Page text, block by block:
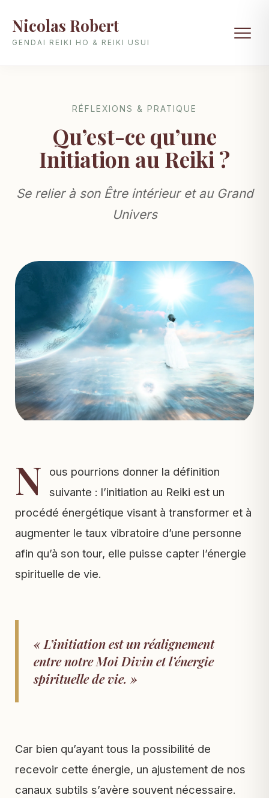
Nicolas Robert
GENDAI REIKI HO & REIKI USUI
RÉFLEXIONS & PRATIQUE
Qu’est-ce qu’une
Initiation au Reiki ?
Se relier à son Être intérieur et au Grand
Univers
N
ous pourrions donner la définition
suivante : l’initiation au Reiki est un
procédé énergétique visant à transformer et à
augmenter le taux vibratoire d’une personne
afin qu’à son tour, elle puisse capter l’énergie
spirituelle de vie.
« L’initiation est un réalignement
entre notre Moi Divin et l’énergie
spirituelle de vie. »
Car bien qu’ayant tous la possibilité de
recevoir cette énergie, un ajustement de nos
canaux subtils s’avère souvent nécessaire.